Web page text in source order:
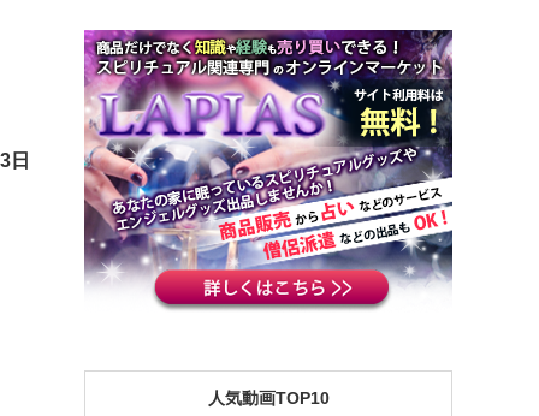
日
人気動画TOP10